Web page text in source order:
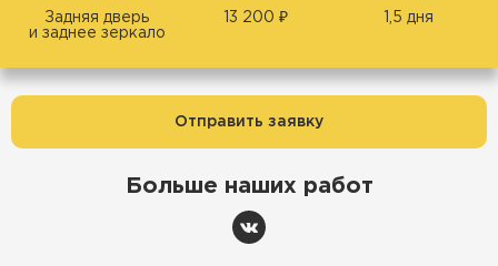
Задняя дверь
и заднее зеркало
13 200 ₽
1,5 дня
Отправить заявку
Больше наших работ